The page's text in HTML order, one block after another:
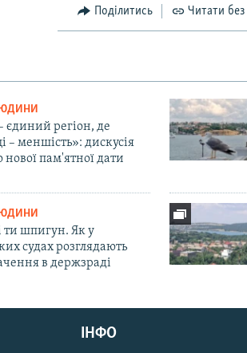
Поділитись Читати без
єдиний регіон, де
– меншість»: дискусія
нової пам'ятної дати
ти шпигун. Як у
судах розглядають
в держзраді
ІНФО